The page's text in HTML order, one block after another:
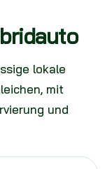
lokale
mit
und